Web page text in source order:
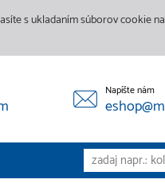
s ukladaním súborov cookie
Napíšte nám